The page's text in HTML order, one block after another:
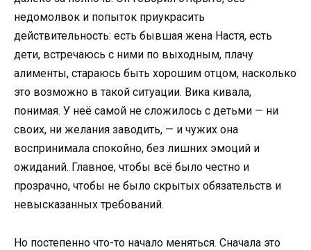
недомолвок и попыток приукрасить
действительность: есть бывшая жена Настя, есть
дети, встречаюсь с ними по выходным, плачу
алименты, стараюсь быть хорошим отцом, насколько
это возможно в такой ситуации. Вика кивала,
понимая. У неё самой не сложилось с детьми — ни
своих, ни желания заводить, — и чужих она
воспринимала спокойно, без лишних эмоций и
ожиданий. Главное, чтобы всё было честно и
прозрачно, чтобы не было скрытых обязательств и
невысказанных требований.
Но постепенно что-то начало меняться. Сначала это